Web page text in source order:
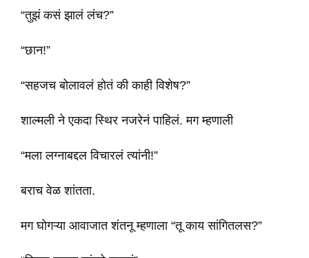
“तुझं कसं झालं लंच?”
“छान!”
“सहजच बोलावलं होतं की काही विशेष?”
शाल्मली ने एकदा स्थिर नजरेनं पाहिलं. मग म्हणाली
“मला लग्नाबद्दल विचारलं त्यांनी!”
बराच वेळ शांतता.
मग घोगऱ्या आवाजात शंतनू म्हणाला “तू काय सांगितलस?”